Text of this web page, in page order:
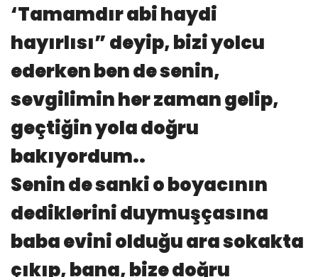
‘Tamamdır abi haydi
hayırlısı” deyip, bizi yolcu
ederken ben de senin,
sevgilimin her zaman gelip,
geçtiğin yola doğru
bakıyordum..
Senin de sanki o boyacının
dediklerini duymuşçasına
baba evini olduğu ara sokakta
çıkıp, bana, bize doğru